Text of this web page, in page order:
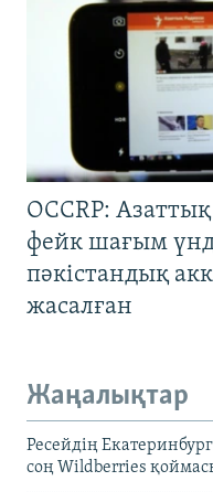
OCCRP:
фейк шағым
пәкістандық
жасалған
Жаңалықтар
Ресейдің
соң Wildberries